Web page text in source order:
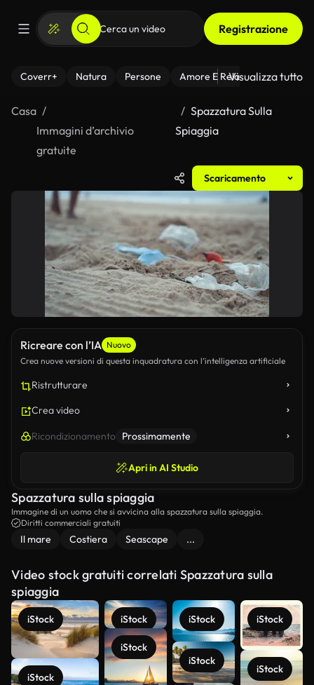
Registrazione
Coverr+ Natura Persone Amore E Relazioni Il
Visualizza tutto
Casa
Immagini d’archivio
gratuite
Spazzatura Sulla
Spiaggia
Scaricamento
Ricreare con l’IA Nuovo
Crea nuove versioni di questa inquadratura con l’intelligenza artificiale
Ristrutturare
Crea video
Ricondizionamento Prossimamente
Apri in AI Studio
Spazzatura sulla spiaggia
Immagine di un uomo che si avvicina alla spazzatura sulla spiaggia.
Diritti commerciali gratuiti
Il mare Costiera Seascape ...
Video stock gratuiti correlati Spazzatura sulla
spiaggia
iStock
iStock
iStock
iStock
iStock
iStock
iStock
iStock